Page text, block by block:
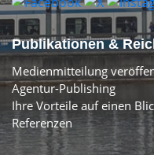
Publikationen &
Medienmitteilung
Agentur-Publishing
Ihre Vorteile auf einen
Referenzen